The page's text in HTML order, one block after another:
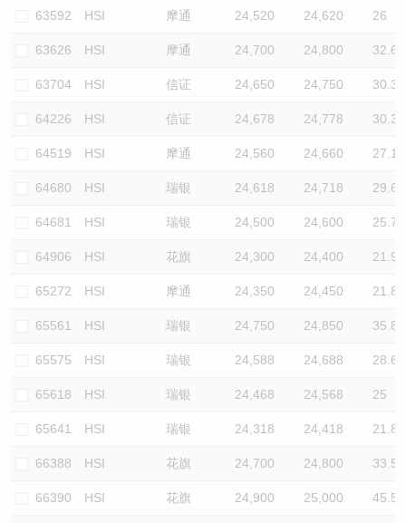
63592 HSI 摩通 24,520 24,620 26
63626 HSI 摩通 24,700 24,800 32.6
63704 HSI 信证 24,650 24,750 30.3
64226 HSI 信证 24,678 24,778 30.3
64519 HSI 摩通 24,560 24,660 27.1
64680 HSI 瑞银 24,618 24,718 29.6
64681 HSI 瑞银 24,500 24,600 25.7
64906 HSI 花旗 24,300 24,400 21.9
65272 HSI 摩通 24,350 24,450 21.8
65561 HSI 瑞银 24,750 24,850 35.8
65575 HSI 瑞银 24,588 24,688 28.6
65618 HSI 瑞银 24,468 24,568 25
65641 HSI 瑞银 24,318 24,418 21.8
66388 HSI 花旗 24,700 24,800 33.5
66390 HSI 花旗 24,900 25,000 45.5